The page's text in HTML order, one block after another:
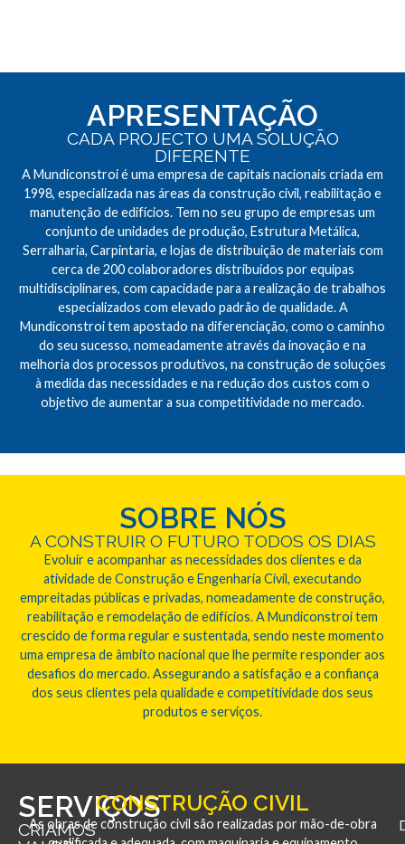
APRESENTAÇÃO
CADA PROJECTO UMA SOLUÇÃO
DIFERENTE
A Mundiconstroi é uma empresa de capitais nacionais criada em
1998, especializada nas áreas da construção civil, reabilitação e
manutenção de edifícios. Tem no seu grupo de empresas um
conjunto de unidades de produção, Estrutura Metálica,
Serralharia, Carpintaria, e lojas de distribuição de materiais com
cerca de 200 colaboradores distribuídos por equipas
multidisciplinares, com capacidade para a realização de trabalhos
especializados com elevado padrão de qualidade. A
Mundiconstroi tem apostado na diferenciação, como o caminho
do seu sucesso, nomeadamente através da inovação e na
melhoria dos processos produtivos, na construção de soluções
à medida das necessidades e na redução dos custos com o
objetivo de aumentar a sua competitividade no mercado.
SOBRE NÓS
A CONSTRUIR O FUTURO TODOS OS DIAS
Evoluir e acompanhar as necessidades dos clientes e da
atividade de Construção e Engenharia Civil, executando
empreitadas públicas e privadas, nomeadamente de construção,
reabilitação e remodelação de edifícios. A Mundiconstroi tem
crescido de forma regular e sustentada, sendo neste momento
uma empresa de âmbito nacional que lhe permite responder aos
desafios do mercado. Assegurando a satisfação e a confiança
dos seus clientes pela qualidade e competitividade dos seus
produtos e serviços.
SERVIÇOS
CRIAMOS
CONSTRUÇÃO CIVIL
As obras de construção civil são realizadas por mão-de-obra